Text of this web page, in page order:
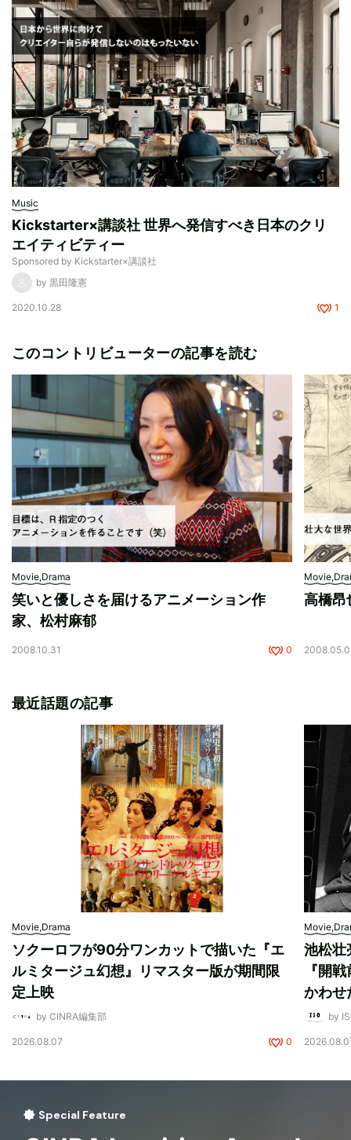
Music
Kickstarter×講談社 世界へ発信すべき日本のクリ
エイティビティー
Sponsored by Kickstarter×講談社
by 黒田隆憲
2020.10.28 1
このコントリビューターの記事を読む
Movie,Drama
笑いと優しさを届けるアニメーション作
家、松村麻郁
2008.10.31 0
高橋昂
最近話題の記事
Movie,Drama
ソクーロフが90分ワンカットで描いた『エ
ルミタージュ幻想』リマスター版が期間限
定上映
by CINRA編集部
2026.08.07 0
池松壮
『開
かわせ
by
Special Feature